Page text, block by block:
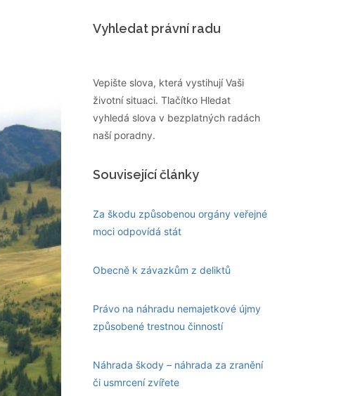
Vyhledat právní radu
Vepište slova, která vystihují Vaši
životní situaci. Tlačítko Hledat
vyhledá slova v bezplatných radách
naší poradny.
Související články
Za škodu způsobenou orgány veřejné
moci odpovídá stát
Obecně k závazkům z deliktů
Právo na náhradu nemajetkové újmy
způsobené trestnou činností
Náhrada škody – náhrada za zranění
či usmrcení zvířete